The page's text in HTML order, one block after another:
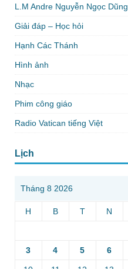
L.M Andre Nguyễn Ngọc Dũng
Giải đáp – Học hỏi
Hạnh Các Thánh
Hình ảnh
Nhạc
Phim công giáo
Radio Vatican tiếng Việt
Lịch
Tháng 8 2026
H B T N
3 4 5 6